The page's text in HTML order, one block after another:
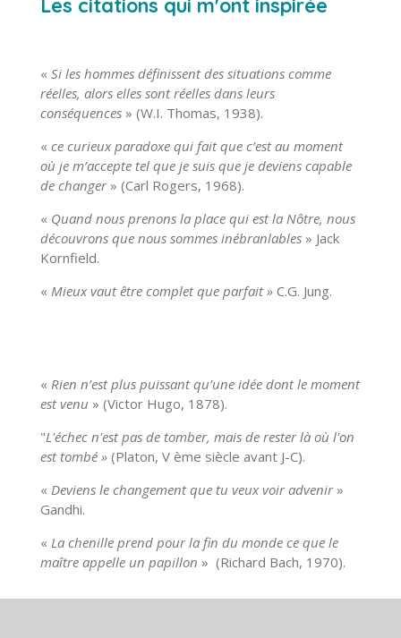
Les citations qui m'ont inspirée
« Si les hommes définissent des situations comme
réelles, alors elles sont réelles dans leurs
conséquences » (W.I. Thomas, 1938).
« ce curieux paradoxe qui fait que c’est au moment
où je m’accepte tel que je suis que je deviens capable
de changer» (Carl Rogers, 1968).
« Quand nous prenons la place qui est la Nôtre, nous
découvrons que nous sommes inébranlables» Jack
Kornfield.
« Mieux vaut être complet que parfait »C.G. Jung.
« Rien n’est plus puissant qu’une idée dont le moment
est venu » (Victor Hugo, 1878).
"L'échec n'est pas de tomber, mais de rester là où l'on
est tombé »(Platon, V ème siècle avant J-C).
« Deviens le changement que tu veux voir advenir»
Gandhi.
« La chenille prend pour la fin du monde ce que le
maître appelle un papillon » (Richard Bach, 1970).